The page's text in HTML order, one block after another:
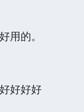
用的。
好好好